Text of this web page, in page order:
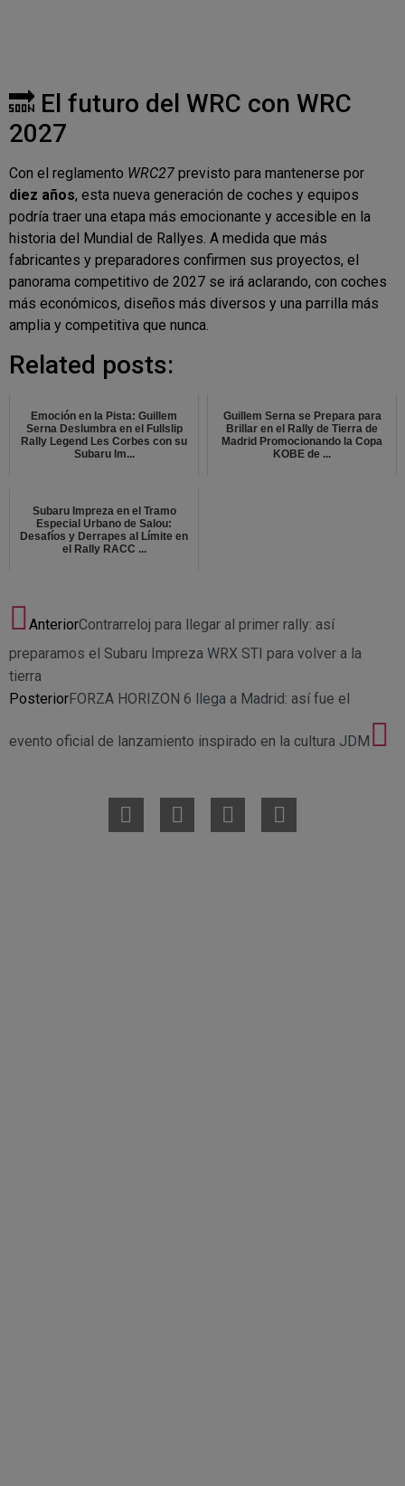
🔜 El futuro del WRC con WRC
2027
Con el reglamento WRC27 previsto para mantenerse por
diez años, esta nueva generación de coches y equipos
podría traer una etapa más emocionante y accesible en la
historia del Mundial de Rallyes. A medida que más
fabricantes y preparadores confirmen sus proyectos, el
panorama competitivo de 2027 se irá aclarando, con coches
más económicos, diseños más diversos y una parrilla más
amplia y competitiva que nunca.
Related posts:
Emoción en la Pista: Guillem
Serna Deslumbra en el Fullslip
Rally Legend Les Corbes con su
Subaru Im...
Guillem Serna se Prepara para
Brillar en el Rally de Tierra de
Madrid Promocionando la Copa
KOBE de ...
Subaru Impreza en el Tramo
Especial Urbano de Salou:
Desafíos y Derrapes al Límite en
el Rally RACC ...
AnteriorContrarreloj para llegar al primer rally: así
preparamos el Subaru Impreza WRX STI para volver a la
tierra
PosteriorFORZA HORIZON 6 llega a Madrid: así fue el
evento oficial de lanzamiento inspirado en la cultura JDM